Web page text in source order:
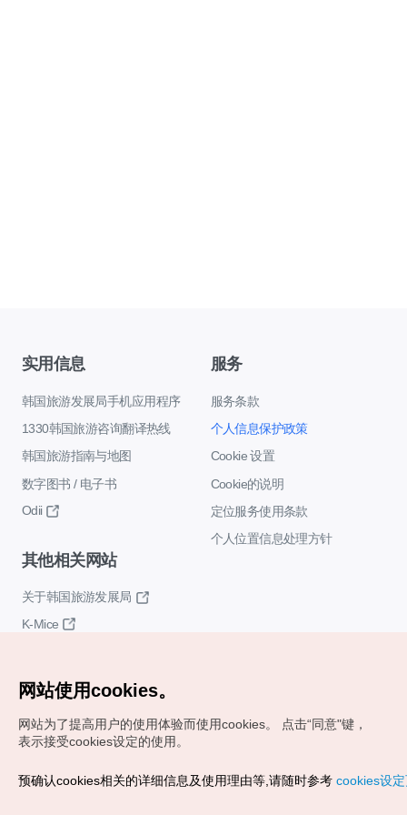
实用信息
韩国旅游发展局手机应用程序
1330韩国旅游咨询翻译热线
韩国旅游指南与地图
数字图书 / 电子书
Odii
服务
服务条款
个人信息保护政策
Cookie 设置
Cookie的说明
定位服务使用条款
个人位置信息处理方针
其他相关网站
关于韩国旅游发展局
K-Mice
Copyrights (c) 韩国旅游发展局版权所有
网站使用cookies。
网站为了提高用户的使用体验而使用cookies。
点击“同意"键，
表示接受cookies设定的使用。
预确认cookies相关的详细信息及使用理由等,请随时参考 cookies设